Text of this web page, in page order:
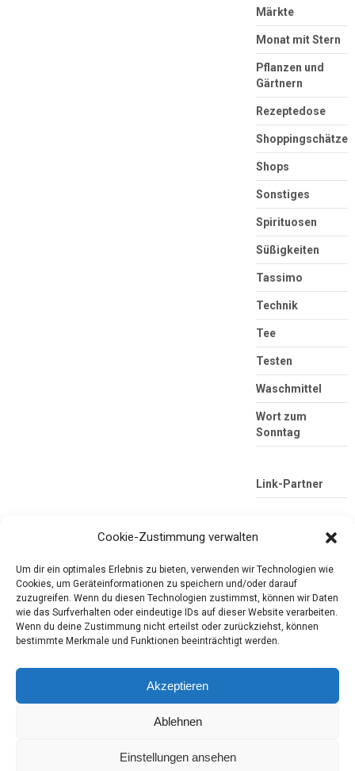
Märkte
Monat mit Stern
Pflanzen und
Gärtnern
Rezeptedose
Shoppingschätze
Shops
Sonstiges
Spirituosen
Süßigkeiten
Tassimo
Technik
Tee
Testen
Waschmittel
Wort zum
Sonntag
Link-Partner
Tester-Paradies
Produkttests und Alltag
Cookie-Zustimmung verwalten
Um dir ein optimales Erlebnis zu bieten, verwenden wir Technologien wie
Cookies, um Geräteinformationen zu speichern und/oder darauf
zuzugreifen. Wenn du diesen Technologien zustimmst, können wir Daten
wie das Surfverhalten oder eindeutige IDs auf dieser Website verarbeiten.
Wenn du deine Zustimmung nicht erteilst oder zurückziehst, können
bestimmte Merkmale und Funktionen beeinträchtigt werden.
Akzeptieren
Ablehnen
Einstellungen ansehen
Die mobile Version verlassen